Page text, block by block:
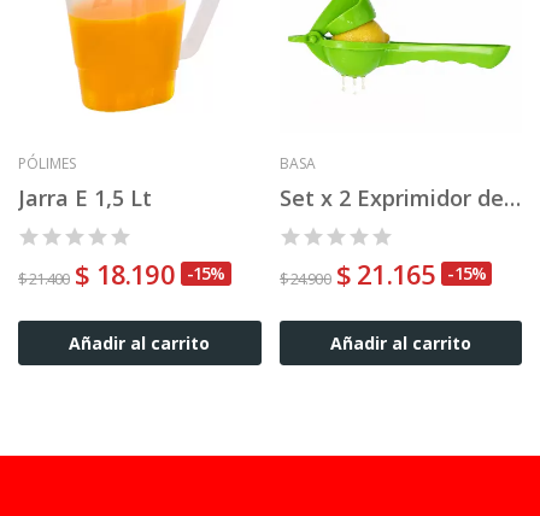
PÓLIMES
Jarra E 1,5 Lt
$ 21.400 $ 18.190 -15%
Añadir al carrito
BASA
Set x 2 Exprimidor de Limón Topline
$ 24.900 $ 21.165 -15%
Añadir al carrito